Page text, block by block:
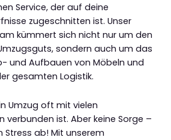
Service, der auf deine
zugeschnitten ist. Unser
kümmert sich nicht nur um den
sondern auch um das
und Aufbauen von Möbeln und
gesamten Logistik.
Umzug oft mit vielen
verbunden ist. Aber keine Sorge –
Stress ab! Mit unserem